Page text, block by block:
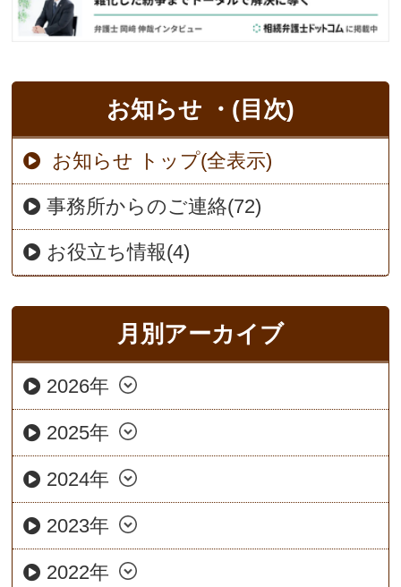
お知らせ ・(目次)
お知らせ トップ(全表示)
事務所からのご連絡(72)
お役立ち情報(4)
月別アーカイブ
2026年
2025年
2024年
2023年
2022年